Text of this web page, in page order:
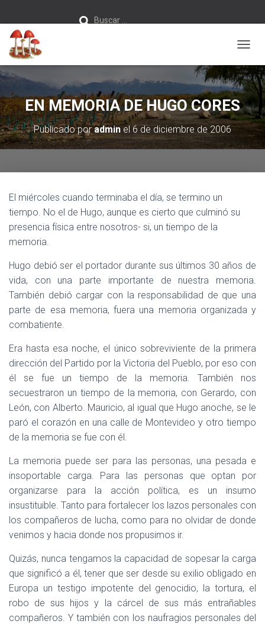
Buscar …
A
M
B
I
A
R
C
I
N
EN MEMORIA DE HUGO CORES
Publicado poradminel6 de diciembre de 2006
El miércoles cuando terminaba el día, se termino un
tiempo. No el de Hugo, aunque es cierto que culminó su
presencia física entre nosotros- si, un tiempo de la
memoria.
Hugo debió ser el portador durante sus últimos 30 años de
vida, con una parte importante de nuestra memoria.
También debió cargar con la responsabilidad de que una
parte de esa memoria, fuera una memoria organizada y
combatiente.
Era hasta esa noche, el único sobreviviente de la primera
dirección del Partido por la Victoria del Pueblo, por eso con
él se fue un tiempo de la memoria. También nos
secuestraron un tiempo de la memoria, con Gerardo, con
León, con Alberto. Mauricio, al igual que Hugo anoche, se le
paró el corazón en una calle de Montevideo y otro tiempo
de la memoria se fue con él.
La memoria puede ser para las personas, una pesada e
insoportable carga. Para las personas que optan por
organizarse para la acción política, es un insumo
insustituible. Tanto para fortalecer los lazos personales con
los compañeros de lucha, como para no olvidar de donde
venimos y hacia donde nos propusimos ir.
Quizás, nunca tengamos la capacidad de sopesar la carga
que significó a él, tener que ser desde su exilio obligado en
Europa un testigo impotente del genocidio, la tortura, el
robo de sus hijos y la cárcel de sus más entrañables
compañeros. Y también con los naufragios personales del